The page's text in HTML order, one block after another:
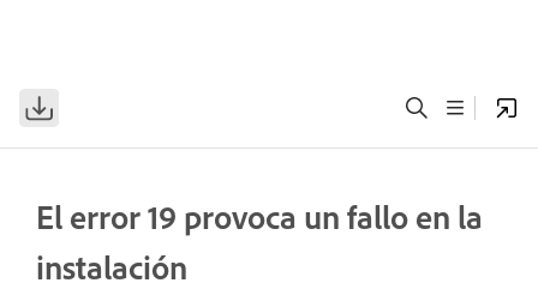
El error 19 provoca un fallo en la
instalación